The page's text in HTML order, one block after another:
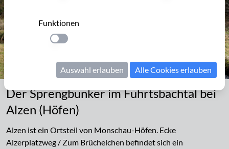
Der Sprengbunker im Fuhrtsbachtal bei
Alzen (Höfen)
Alzen ist ein Ortsteil von Monschau-Höfen. Ecke
Alzerplatzweg / Zum Brüchelchen befindet sich ein
Funktionen
Einstellung anwenden
Auswahl erlauben Alle Cookies erlauben